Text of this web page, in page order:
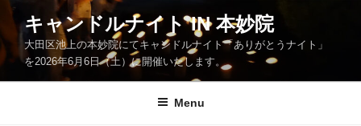
Skip
content
キャンドルナイト IN 本妙院
大田区池上の本妙院にてキャンドルナイト「ありがとうナイト」
を2026年6月6日（土）に開催いたします。
Menu